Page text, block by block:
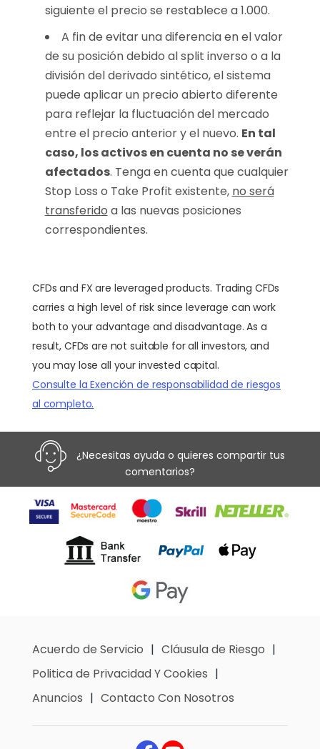
siguiente el precio se restablece a 1.000.
A fin de evitar una diferencia en el valor
de su posición debido al split inverso o a la
división del derivado sintético, el sistema
puede aplicar un precio abierto diferente
para reflejar la fluctuación del mercado
entre el precio anterior y el nuevo. En tal
caso, los activos en cuenta no se verán
afectados. Tenga en cuenta que cualquier
Stop Loss o Take Profit existente, no será
transferido a las nuevas posiciones
correspondientes.
CFDs and FX are leveraged products. Trading CFDs
carries a high level of risk since leverage can work
both to your advantage and disadvantage. As a
result, CFDs are not suitable for all investors, and
you may lose all your invested capital.
Consulte la Exención de responsabilidad de riesgos
al completo.
¿Necesitas ayuda o quieres compartir tus
comentarios?
Acuerdo de Servicio
Cláusula de Riesgo
Politica de Privacidad Y Cookies
Anuncios
Contacto Con Nosotros